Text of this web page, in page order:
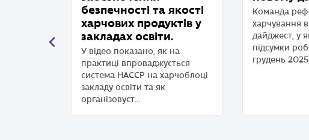
безпечності та якості
харчових продуктів у
закладах освіти.
У відео показано, як на
практиці впроваджується
система НАССР на харчоблоці
закладу освіти та як
організовуєт...
Команда
харчування
дайджест, у
підсумки
грудень